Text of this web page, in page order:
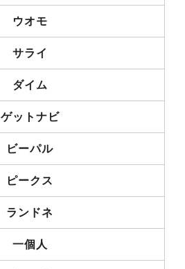
ウオモ
サライ
ダイム
ゲットナビ
ビーパル
ピークス
ランドネ
一個人